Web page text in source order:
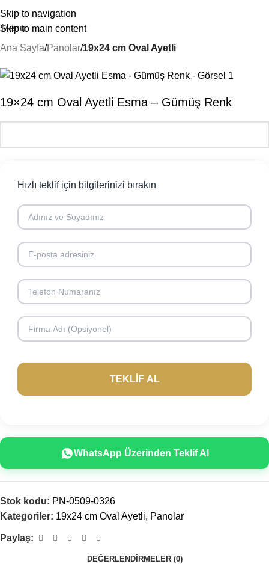
Skip to navigation
Skip to main content
Menu
Ana Sayfa Panolar 19x24 cm Oval Ayetli
19×24 cm Oval Ayetli Esma – Gümüş Renk
Hızlı teklif için bilgilerinizi bırakın
WhatsApp Üzerinden Teklif Al
Stok kodu: PN-0509-0326
Kategoriler: 19x24 cm Oval Ayetli, Panolar
Paylaş:
DEĞERLENDIRMELER (0)